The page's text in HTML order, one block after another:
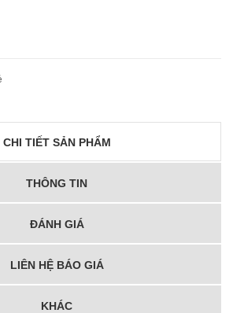
CHI TIẾT SẢN PHẨM
THÔNG TIN
ĐÁNH GIÁ
LIÊN HỆ BÁO GIÁ
KHÁC